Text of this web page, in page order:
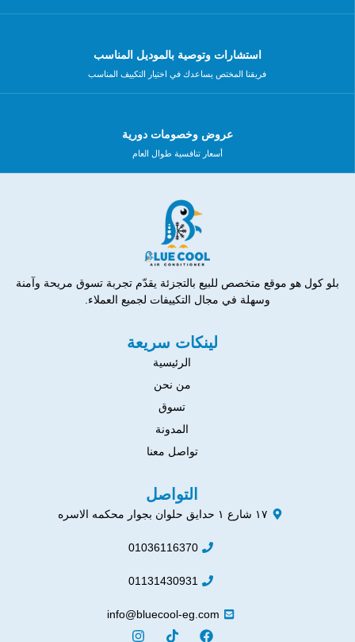
استشارات وتوصية بالموديل المناسب
فريقنا المختص يساعدك في اختيار التكييف المناسب
عروض وخصومات دورية
أسعار تنافسية طوال العام
بلو كول هو موقع متخصص للبيع بالتجزئة يقدّم تجربة تسوق مريحة وآمنة
وسهلة في مجال التكييفات لجميع العملاء.
لينكات سريعة
الرئيسية
من نحن
تسوق
المدونة
تواصل معنا
التواصل
١٧ شارع ١ حدايق حلوان بجوار محكمه الاسره
01036116370
01131430931
info@bluecool-eg.com